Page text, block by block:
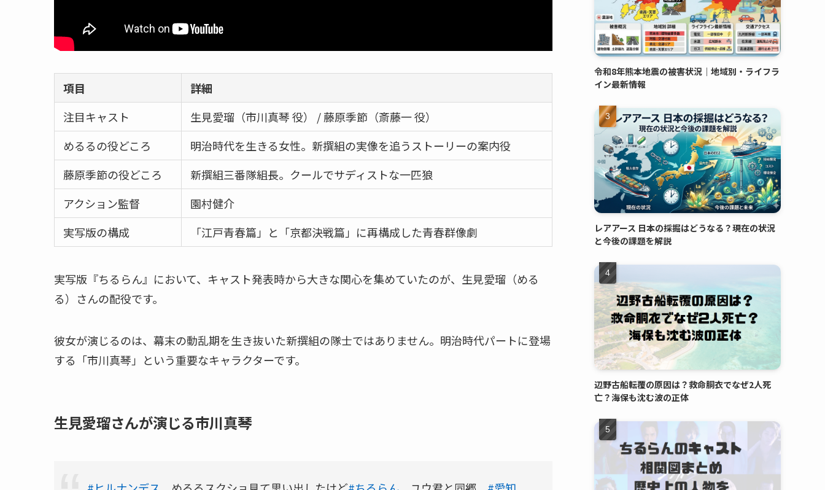
項目
詳細
注目キャスト
生見愛瑠（市川真琴 役） / 藤原季節（斎藤一 役）
めるるの役どころ
明治時代を生きる女性。新撰組の実像を追うストーリーの案内役
藤原季節の役どころ
新撰組三番隊組長。クールでサディストな一匹狼
アクション監督
園村健介
実写版の構成
「江戸青春篇」と「京都決戦篇」に再構成した青春群像劇
実写版『ちるらん』において、キャスト発表時から大きな関心を集めていたのが、生見愛瑠（める
る）さんの配役です。
彼女が演じるのは、幕末の動乱期を生き抜いた新撰組の隊士ではありません。明治時代パートに登場
する「市川真琴」という重要なキャラクターです。
生見愛瑠さんが演じる市川真琴
令和8年熊本地震の被害状況｜地域別・ライフラ
イン最新情報
レアアース 日本の採掘はどうなる？現在の状況
と今後の課題を解説
辺野古船転覆の原因は？救命胴衣でなぜ2人死
亡？海保も沈む波の正体